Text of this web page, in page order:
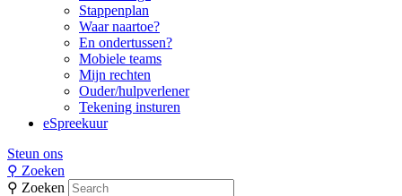
Stappenplan
Waar naartoe?
En ondertussen?
Mobiele teams
Mijn rechten
Ouder/hulpverlener
Tekening insturen
eSpreekuur
Steun ons
⚲ Zoeken
⚲ Zoeken